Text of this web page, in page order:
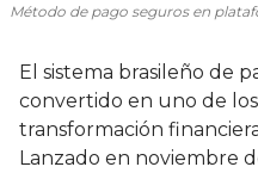
Método de pago seguros en
El sistema brasileño de
convertido en uno de los
transformación
Lanzado en noviembre